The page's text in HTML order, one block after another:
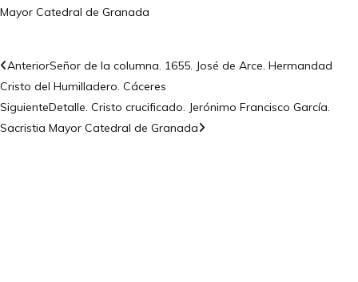
Mayor Catedral de Granada
AnteriorSeñor de la columna. 1655. José de Arce. Hermandad
Cristo del Humilladero. Cáceres
SiguienteDetalle. Cristo crucificado. Jerónimo Francisco García.
Sacristia Mayor Catedral de Granada